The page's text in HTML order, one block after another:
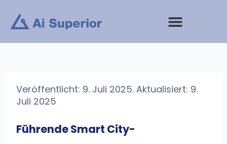
Inhalt
springen
Veröffentlicht: 9. Juli 2025. Aktualisiert: 9.
Juli 2025
Führende Smart City-